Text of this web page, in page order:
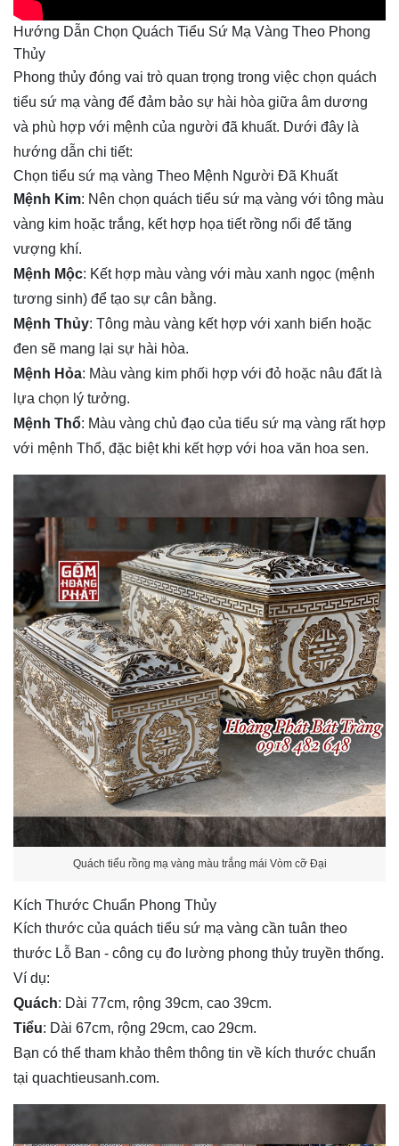
Hướng Dẫn Chọn Quách Tiểu Sứ Mạ Vàng Theo Phong
Thủy
Phong thủy đóng vai trò quan trọng trong việc chọn quách
tiểu sứ mạ vàng để đảm bảo sự hài hòa giữa âm dương
và phù hợp với mệnh của người đã khuất. Dưới đây là
hướng dẫn chi tiết:
Chọn tiểu sứ mạ vàng Theo Mệnh Người Đã Khuất
Mệnh Kim: Nên chọn quách tiểu sứ mạ vàng với tông màu
vàng kim hoặc trắng, kết hợp họa tiết rồng nổi để tăng
vượng khí.
Mệnh Mộc: Kết hợp màu vàng với màu xanh ngọc (mệnh
tương sinh) để tạo sự cân bằng.
Mệnh Thủy: Tông màu vàng kết hợp với xanh biển hoặc
đen sẽ mang lại sự hài hòa.
Mệnh Hỏa: Màu vàng kim phối hợp với đỏ hoặc nâu đất là
lựa chọn lý tưởng.
Mệnh Thổ: Màu vàng chủ đạo của tiểu sứ mạ vàng rất hợp
với mệnh Thổ, đặc biệt khi kết hợp với hoa văn hoa sen.
Quách tiểu rồng mạ vàng màu trắng mái Vòm cỡ Đại
Kích Thước Chuẩn Phong Thủy
Kích thước của quách tiểu sứ mạ vàng cần tuân theo
thước Lỗ Ban - công cụ đo lường phong thủy truyền thống.
Ví dụ:
Quách: Dài 77cm, rộng 39cm, cao 39cm.
Tiểu: Dài 67cm, rộng 29cm, cao 29cm.
Bạn có thể tham khảo thêm thông tin về kích thước chuẩn
tại quachtieusanh.com.